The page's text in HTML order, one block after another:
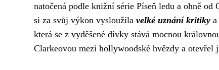
natočená podle knižní série Píseň ledu a ohně
si za svůj výkon vysloužila velké uznání kritiky a
která se z vyděšené dívky stává mocnou
Clarkeovou mezi hollywoodské hvězdy a